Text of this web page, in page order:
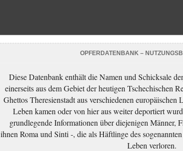
OPFERDATENBANK –
Diese Datenbank enthält die Namen und Schicksale
einerseits aus dem Gebiet der heutigen Tschechischen
Ghettos Theresienstadt aus verschiedenen
Leben kamen oder von hier aus weiter deportiert
grundlegende Informationen über diejenigen Männer,
ihnen Roma und Sinti -, die als Häftlinge des
Leben verloren.